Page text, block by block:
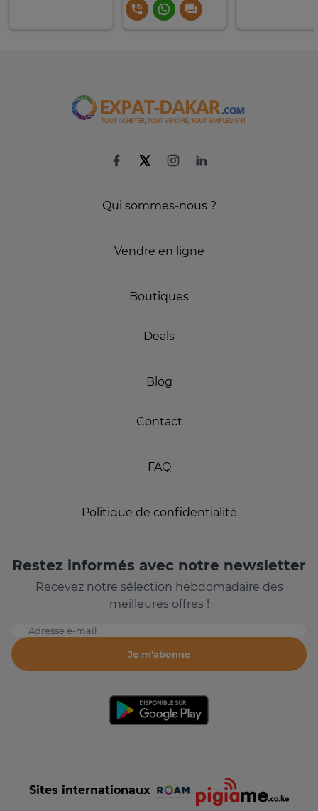
Qui sommes-nous ?
Vendre en ligne
Boutiques
Deals
Blog
Contact
FAQ
Politique de confidentialité
Restez informés avec notre newsletter
Recevez notre sélection hebdomadaire des
meilleures offres !
Adresse e-mail
Je m'abonne
Sites internationaux